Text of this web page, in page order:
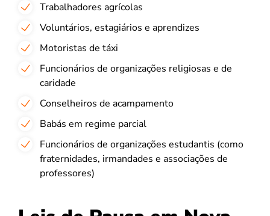
Trabalhadores agrícolas
Voluntários, estagiários e aprendizes
Motoristas de táxi
Funcionários de organizações religiosas e de
caridade
Conselheiros de acampamento
Babás em regime parcial
Funcionários de organizações estudantis (como
fraternidades, irmandades e associações de
professores)